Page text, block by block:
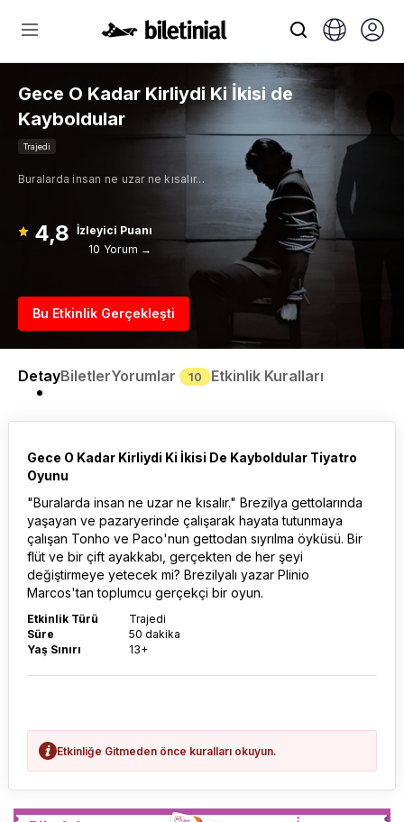
Gece O Kadar Kirliydi Ki İkisi de
Kayboldular
Trajedi
Buralarda insan ne uzar ne kısalır...
4,8 İzleyici Puanı
10 Yorum →
Bu Etkinlik Gerçekleşti
DetayBiletlerYorumlar 10 Etkinlik Kuralları
Gece O Kadar Kirliydi Ki İkisi De Kayboldular Tiyatro
Oyunu
"Buralarda insan ne uzar ne kısalır." Brezilya gettolarında
yaşayan ve pazaryerinde çalışarak hayata tutunmaya
çalışan Tonho ve Paco'nun gettodan sıyrılma öyküsü. Bir
flüt ve bir çift ayakkabı, gerçekten de her şeyi
değiştirmeye yetecek mi? Brezilyalı yazar Plinio
Marcos'tan toplumcu gerçekçi bir oyun.
Etkinlik Türü
Trajedi
Süre
50 dakika
Yaş Sınırı
13+
Etkinliğe Gitmeden önce kuralları okuyun.